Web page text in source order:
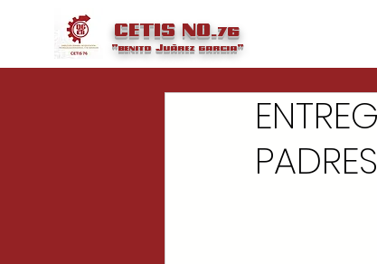
CETIS NO.76
"benito Juárezgarcia"